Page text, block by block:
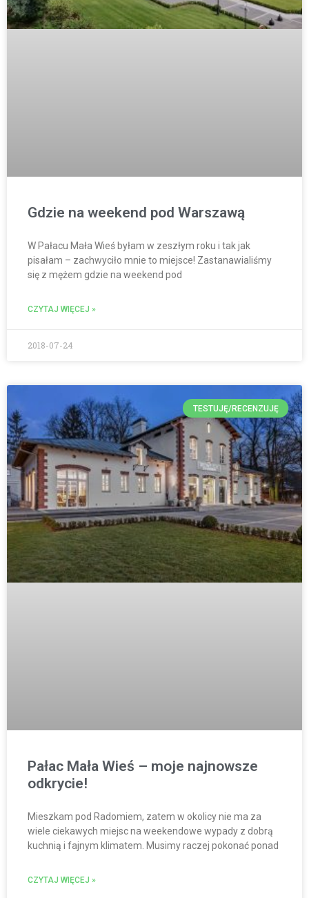
Gdzie na weekend pod Warszawą
W Pałacu Mała Wieś byłam w zeszłym roku i tak jak
pisałam – zachwyciło mnie to miejsce! Zastanawialiśmy
się z mężem gdzie na weekend pod
CZYTAJ WIĘCEJ »
2018-07-24
TESTUJĘ/RECENZUJĘ
Pałac Mała Wieś – moje najnowsze
odkrycie!
Mieszkam pod Radomiem, zatem w okolicy nie ma za
wiele ciekawych miejsc na weekendowe wypady z dobrą
kuchnią i fajnym klimatem. Musimy raczej pokonać ponad
CZYTAJ WIĘCEJ »